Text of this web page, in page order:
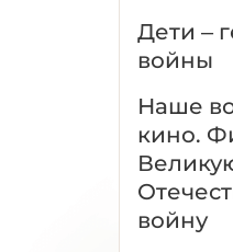
Дети –
войны
Наше
кино.
войну